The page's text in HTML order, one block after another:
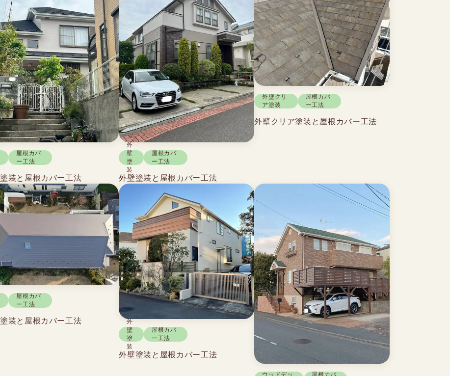
屋根カバ
ー工法
装と屋根カバー工法
外
壁
塗
装
屋根カバ
ー工法
外壁塗装と屋根カバー工法
外壁クリ
ア塗装
屋根カバ
ー工法
外壁クリア塗装と屋根カバー工法
屋根カバ
ー工法
装と屋根カバー工法
外
壁
塗
装
屋根カバ
ー工法
外壁塗装と屋根カバー工法
ウッドデッ 屋根カバ